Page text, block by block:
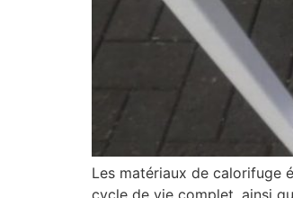
Les matériaux de calorifuge